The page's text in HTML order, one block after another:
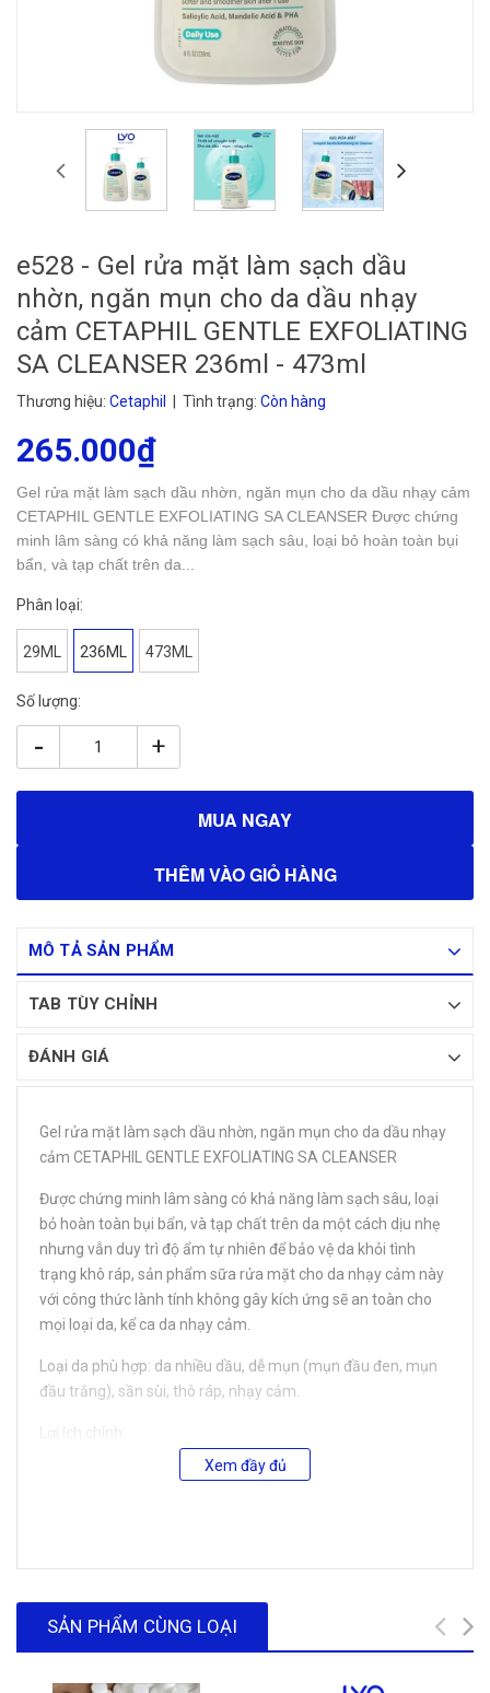
e528 - Gel rửa mặt làm sạch dầu
nhờn, ngăn mụn cho da dầu nhạy
cảm CETAPHIL GENTLE EXFOLIATING
SA CLEANSER 236ml - 473ml
Thương hiệu: Cetaphil | Tình trạng: Còn hàng
265.000₫
Gel rửa mặt làm sạch dầu nhờn, ngăn mụn cho da dầu nhạy cảm
CETAPHIL GENTLE EXFOLIATING SA CLEANSER Được chứng
minh lâm sàng có khả năng làm sạch sâu, loại bỏ hoàn toàn bụi
bẩn, và tạp chất trên da...
Phân loại:
29ML 236ML 473ML
Số lượng:
- +
MUA NGAY
THÊM VÀO GIỎ HÀNG
MÔ TẢ SẢN PHẨM
TAB TÙY CHỈNH
ĐÁNH GIÁ
Gel rửa mặt làm sạch dầu nhờn, ngăn mụn cho da dầu nhạy
cảm CETAPHIL GENTLE EXFOLIATING SA CLEANSER
Được chứng minh lâm sàng có khả năng làm sạch sâu, loại
bỏ hoàn toàn bụi bẩn, và tạp chất trên da một cách dịu nhẹ
nhưng vẫn duy trì độ ẩm tự nhiên để bảo vệ da khỏi tình
trạng khô ráp, sản phẩm sữa rửa mặt cho da nhạy cảm này
với công thức lành tính không gây kích ứng sẽ an toàn cho
mọi loại da, kể ca da nhạy cảm.
Loại da phù hợp: da nhiều dầu, dễ mụn (mụn đầu đen, mụn
đầu trắng), sần sùi, thô ráp, nhạy cảm.
- Gel rửa mặt giúp làm sạch sâu dầu thừa, bã nhờn, nhẹ
nhẹ, giúp làm sạch các tế bào da chết gây bít tắc tận sâu
bên trong da mà không làm tổn hại hàng rào bảo vệ da,
Xem đầy đủ
SẢN PHẨM CÙNG LOẠI